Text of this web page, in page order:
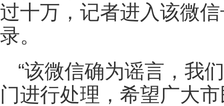
过十万，记者进入该微
录。
“该微信确为谣言，我
门进行处理，希望广大